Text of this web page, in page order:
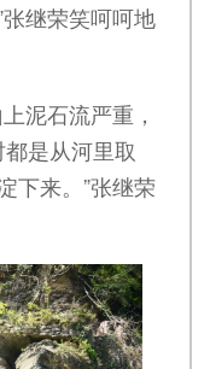
继荣笑呵呵地
泥石流严重，
都是从河里取
下来。”张继荣